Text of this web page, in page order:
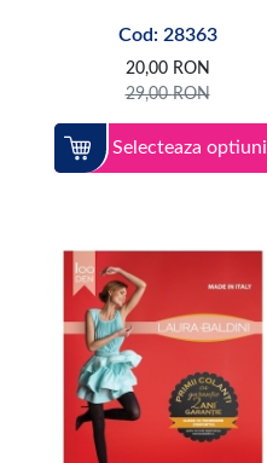
Cod: 28363
20,00 RON
29,00RON
Selecteaza optiuni